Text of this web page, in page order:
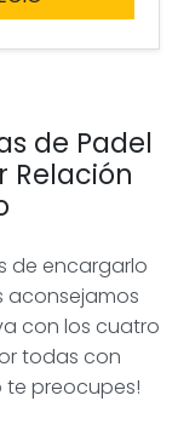
de Padel
Relación
de encargarlo
aconsejamos
con los cuatro
todas con
te preocupes!